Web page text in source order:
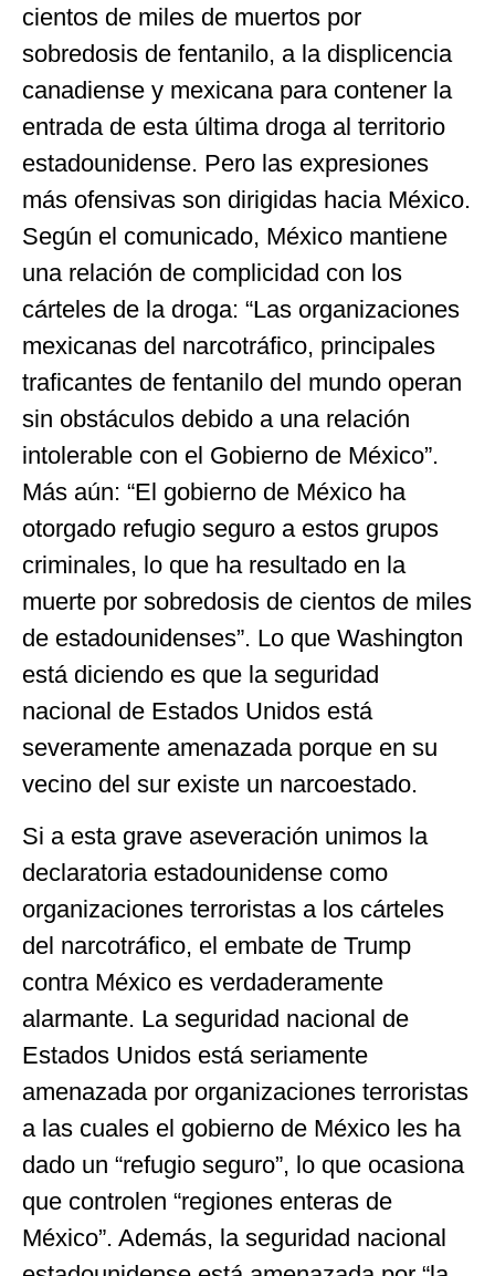
cientos de miles de muertos por
sobredosis de fentanilo, a la displicencia
canadiense y mexicana para contener la
entrada de esta última droga al territorio
estadounidense. Pero las expresiones
más ofensivas son dirigidas hacia México.
Según el comunicado, México mantiene
una relación de complicidad con los
cárteles de la droga: “Las organizaciones
mexicanas del narcotráfico, principales
traficantes de fentanilo del mundo operan
sin obstáculos debido a una relación
intolerable con el Gobierno de México”.
Más aún: “El gobierno de México ha
otorgado refugio seguro a estos grupos
criminales, lo que ha resultado en la
muerte por sobredosis de cientos de miles
de estadounidenses”. Lo que Washington
está diciendo es que la seguridad
nacional de Estados Unidos está
severamente amenazada porque en su
vecino del sur existe un narcoestado.
Si a esta grave aseveración unimos la
declaratoria estadounidense como
organizaciones terroristas a los cárteles
del narcotráfico, el embate de Trump
contra México es verdaderamente
alarmante. La seguridad nacional de
Estados Unidos está seriamente
amenazada por organizaciones terroristas
a las cuales el gobierno de México les ha
dado un “refugio seguro”, lo que ocasiona
que controlen “regiones enteras de
México”. Además, la seguridad nacional